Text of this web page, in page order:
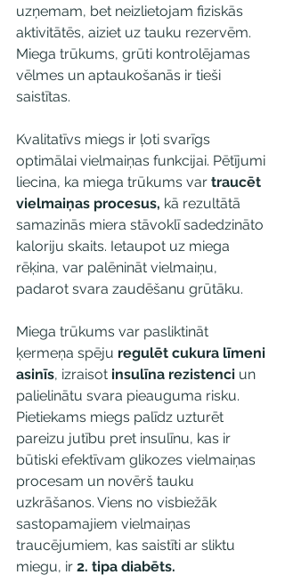
uzņemam, bet neizlietojam fiziskās
aktivitātēs, aiziet uz tauku rezervēm.
Miega trūkums, grūti kontrolējamas
vēlmes un aptaukošanās ir tieši
saistītas.
Kvalitatīvs miegs ir ļoti svarīgs
optimālai vielmaiņas funkcijai. Pētījumi
liecina, ka miega trūkums var traucēt
vielmaiņas procesus, kā rezultātā
samazinās miera stāvoklī sadedzināto
kaloriju skaits. Ietaupot uz miega
rēķina, var palēnināt vielmaiņu,
padarot svara zaudēšanu grūtāku.
Miega trūkums var pasliktināt
ķermeņa spēju regulēt cukura līmeni
asinīs, izraisot insulīna rezistenci un
palielinātu svara pieauguma risku.
Pietiekams miegs palīdz uzturēt
pareizu jutību pret insulīnu, kas ir
būtiski efektīvam glikozes vielmaiņas
procesam un novērš tauku
uzkrāšanos. Viens no visbiežāk
sastopamajiem vielmaiņas
traucējumiem, kas saistīti ar sliktu
miegu, ir 2. tipa diabēts.